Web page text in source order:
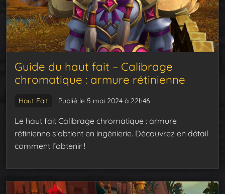
Guide du haut fait – Calibrage
chromatique : armure rétinienne
Haut Fait Publié le 5 mai 2024 à 22h46
Le haut fait Calibrage chromatique : armure
rétinienne s’obtient en ingénierie. Découvrez en détail
comment l’obtenir !